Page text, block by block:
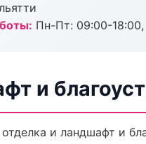
Пн-Пт: 09:00-
и
и ландшафт и